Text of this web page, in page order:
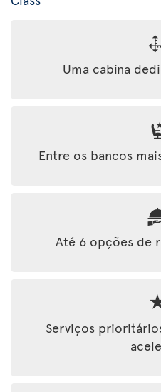
Uma cabina
Entre os bancos
Até 6 opções de
Serviços